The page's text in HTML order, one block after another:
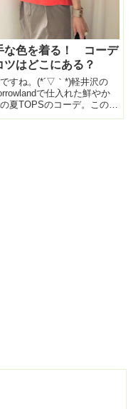
な色を着る！ コーデ
ツはどこにある？
すね。(*´▽｀*)軽井沢の
で仕入れた鮮やか
夏TOPSのコーデ。この
、すごく立体的に作られて